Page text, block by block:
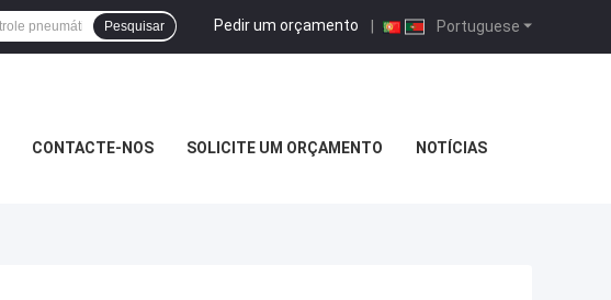
Portuguese
Pedir um orçamento |
Pesquisar
CONTACTE-NOS SOLICITE UM ORÇAMENTO NOTÍCIAS